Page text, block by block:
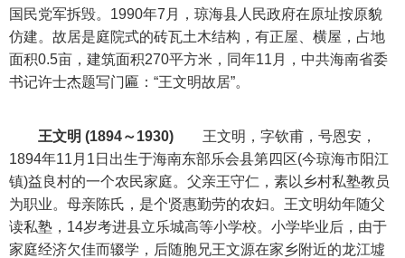
国民党军拆毁。1990年7月，琼海县人民政府在原址按原貌
仿建。故居是庭院式的砖瓦土木结构，有正屋、横屋，占地
面积0.5亩，建筑面积270平方米，同年11月，中共海南省委
书记许士杰题写门匾：“王文明故居”。
王文明 (1894～1930) 王文明，字钦甫，号恩安，
1894年11月1日出生于海南东部乐会县第四区(今琼海市阳江
镇)益良村的一个农民家庭。父亲王守仁，素以乡村私塾教员
为职业。母亲陈氏，是个贤惠勤劳的农妇。王文明幼年随父
读私塾，14岁考进县立乐城高等小学校。小学毕业后，由于
家庭经济欠佳而辍学，后随胞兄王文源在家乡附近的龙江墟